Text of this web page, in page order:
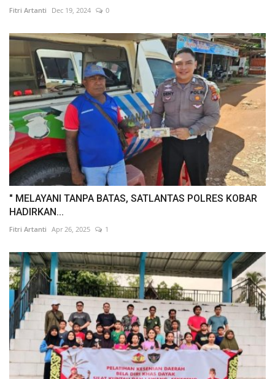
Fitri Artanti Dec 19, 2024 0
" MELAYANI TANPA BATAS, SATLANTAS POLRES KOBAR
HADIRKAN...
Fitri Artanti Apr 26, 2025 1